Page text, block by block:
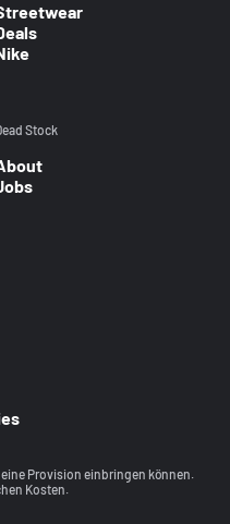
Stock
Provision einbringen können.
Kosten.